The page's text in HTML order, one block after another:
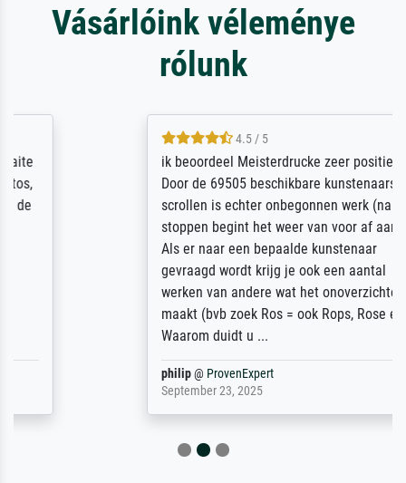
Vásárlóink véleménye
rólunk
4.5 / 5
ik beoordeel Meisterdrucke zeer positief.
Door de 69505 beschikbare kunstenaars
scrollen is echter onbegonnen werk (na
stoppen begint het weer van voor af aan).
Als er naar een bepaalde kunstenaar
gevraagd wordt krijg je ook een aantal
werken van andere wat het onoverzichtelijk
maakt (bvb zoek Ros = ook Rops, Rose etc).
Waarom duidt u ...
ProvenExpert
September 23, 2025